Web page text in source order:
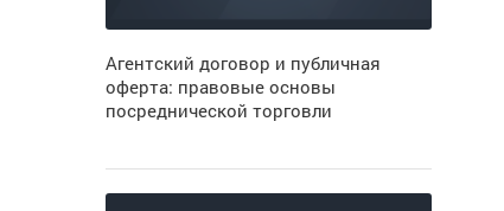
Агентский договор и публичная
оферта: правовые основы
посреднической торговли